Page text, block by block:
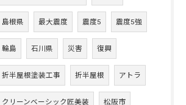
島根県 最大震度 震度5 震度5強
輪島 石川県 災害 復興
折半屋根塗装工事 折半屋根 アトラ
クリーンベーシック匠美装 松阪市